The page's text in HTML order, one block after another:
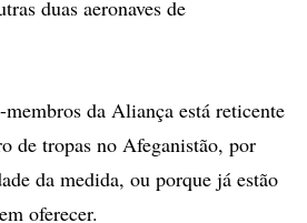
duas aeronaves de
da Aliança está reticente
de tropas no Afeganistão, por
da medida, ou porque já estão
oferecer.